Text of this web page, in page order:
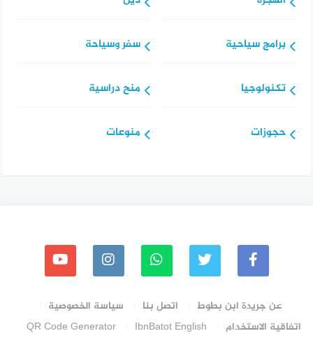
برامج سياحية
تكنولوجيا
حجوزات
سفر وسياحة
منح دراسية
منوعات
عن جريدة ابن بطوط اتصل بنا
سياسة الخصوصية
اتفاقية الاستخدام
IbnBatot English
QR Code Generator